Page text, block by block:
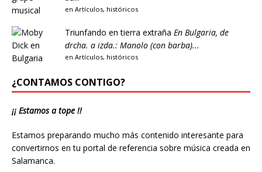
en Artículos, históricos
Triunfando en tierra extraña En Bulgaria, de
drcha. a izda.: Manolo (con barba)...
en Artículos, históricos
¿CONTAMOS CONTIGO?
¡¡ Estamos a tope !!
Estamos preparando mucho más contenido interesante para
convertirnos en tu portal de referencia sobre música creada en
Salamanca.